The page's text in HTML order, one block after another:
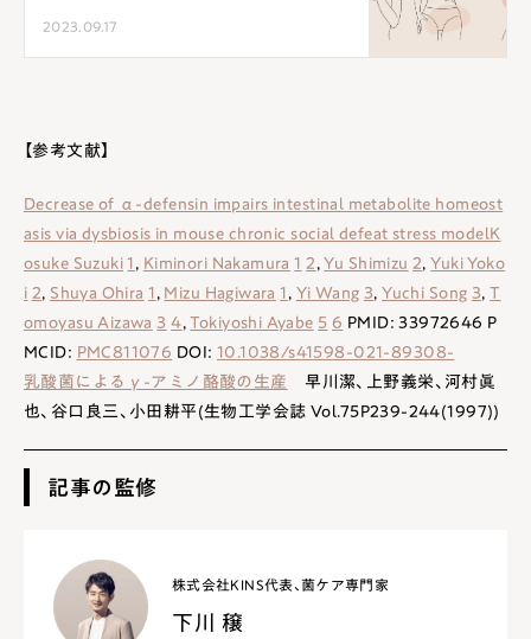
2023.09.17
【参考文献】
Decrease of α-defensin impairs intestinal metabolite homeost
asis via dysbiosis in mouse chronic social defeat stress modelK
osuke Suzuki1, Kiminori Nakamura 1 2,Yu Shimizu 2,Yuki Yoko
i 2, Shuya Ohira 1, Mizu Hagiwara 1, Yi Wang 3,Yuchi Song 3,T
omoyasu Aizawa 3 4,Tokiyoshi Ayabe 5 6 PMID:33972646 P
MCID: PMC811076 DOI: 10.1038/s41598-021-89308-
乳酸菌によるγ-アミノ酪酸の生産 早川潔、上野義栄、河村眞
也、谷口良三、小田耕平(生物工学会誌 Vol.75P239-244(1997))
記事の監修
株式会社KINS代表、菌ケア専門家
下川 穣